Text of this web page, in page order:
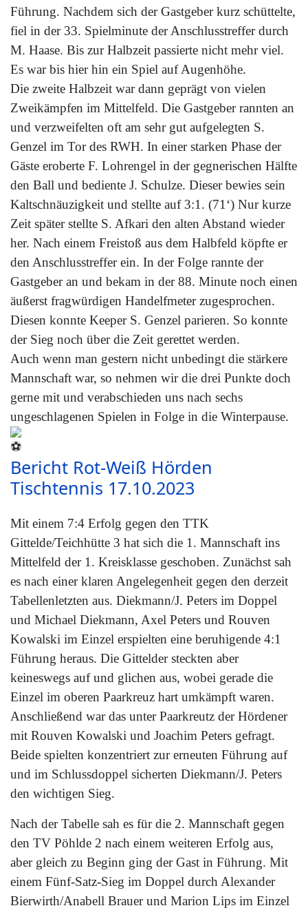
Führung. Nachdem sich der Gastgeber kurz schüttelte,
fiel in der 33. Spielminute der Anschlusstreffer durch
M. Haase. Bis zur Halbzeit passierte nicht mehr viel.
Es war bis hier hin ein Spiel auf Augenhöhe.
Die zweite Halbzeit war dann geprägt von vielen
Zweikämpfen im Mittelfeld. Die Gastgeber rannten an
und verzweifelten oft am sehr gut aufgelegten S.
Genzel im Tor des RWH. In einer starken Phase der
Gäste eroberte F. Lohrengel in der gegnerischen Hälfte
den Ball und bediente J. Schulze. Dieser bewies sein
Kaltschnäuzigkeit und stellte auf 3:1. (71‘) Nur kurze
Zeit später stellte S. Afkari den alten Abstand wieder
her. Nach einem Freistoß aus dem Halbfeld köpfte er
den Anschlusstreffer ein. In der Folge rannte der
Gastgeber an und bekam in der 88. Minute noch einen
äußerst fragwürdigen Handelfmeter zugesprochen.
Diesen konnte Keeper S. Genzel parieren. So konnte
der Sieg noch über die Zeit gerettet werden.
Auch wenn man gestern nicht unbedingt die stärkere
Mannschaft war, so nehmen wir die drei Punkte doch
gerne mit und verabschieden uns nach sechs
ungeschlagenen Spielen in Folge in die Winterpause.
Bericht Rot-Weiß Hörden
Tischtennis 17.10.2023
Mit einem 7:4 Erfolg gegen den TTK
Gittelde/Teichhütte 3 hat sich die 1. Mannschaft ins
Mittelfeld der 1. Kreisklasse geschoben. Zunächst sah
es nach einer klaren Angelegenheit gegen den derzeit
Tabellenletzten aus. Diekmann/J. Peters im Doppel
und Michael Diekmann, Axel Peters und Rouven
Kowalski im Einzel erspielten eine beruhigende 4:1
Führung heraus. Die Gittelder steckten aber
keineswegs auf und glichen aus, wobei gerade die
Einzel im oberen Paarkreuz hart umkämpft waren.
Anschließend war das unter Paarkreutz der Hördener
mit Rouven Kowalski und Joachim Peters gefragt.
Beide spielten konzentriert zur erneuten Führung auf
und im Schlussdoppel sicherten Diekmann/J. Peters
den wichtigen Sieg.
Nach der Tabelle sah es für die 2. Mannschaft gegen
den TV Pöhlde 2 nach einem weiteren Erfolg aus,
aber gleich zu Beginn ging der Gast in Führung. Mit
einem Fünf-Satz-Sieg im Doppel durch Alexander
Bierwirth/Anabell Brauer und Marion Lips im Einzel